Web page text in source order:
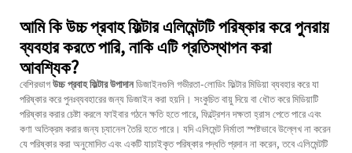
আমি কি উচ্চ প্রবাহ ফিল্টার এলিমেন্টটি পরিষ্কার করে পুনরায়
ব্যবহার করতে পারি, নাকি এটি প্রতিস্থাপন করা
আবশ্যিক?
বেশিরভাগউচ্চ প্রবাহ ফিল্টার উপাদানডিজাইনগুলি গভীরতা-লোডিং ফিল্টার মিডিয়া ব্যবহার করে যা
পরিষ্কার করে পুনঃব্যবহারের জন্য ডিজাইন করা হয়নি। সংকুচিত বায়ু দিয়ে বা ধৌত করে মিডিয়াটি
পরিষ্কার করার চেষ্টা করলে ফাইবার গঠনে ক্ষতি হতে পারে, ফিল্ট্রেশন দক্ষতা হ্রাস পেতে পারে এবং
কণা অতিক্রম করার জন্য চ্যানেল তৈরি হতে পারে। যদি এলিমেন্ট নির্মাতা স্পষ্টভাবে উল্লেখ না করেন
যে পরিষ্কার করা অনুমোদিত এবং একটি যাচাইকৃত পরিষ্কার পদ্ধতি প্রদান না করেন, তবে এলিমেন্টটি